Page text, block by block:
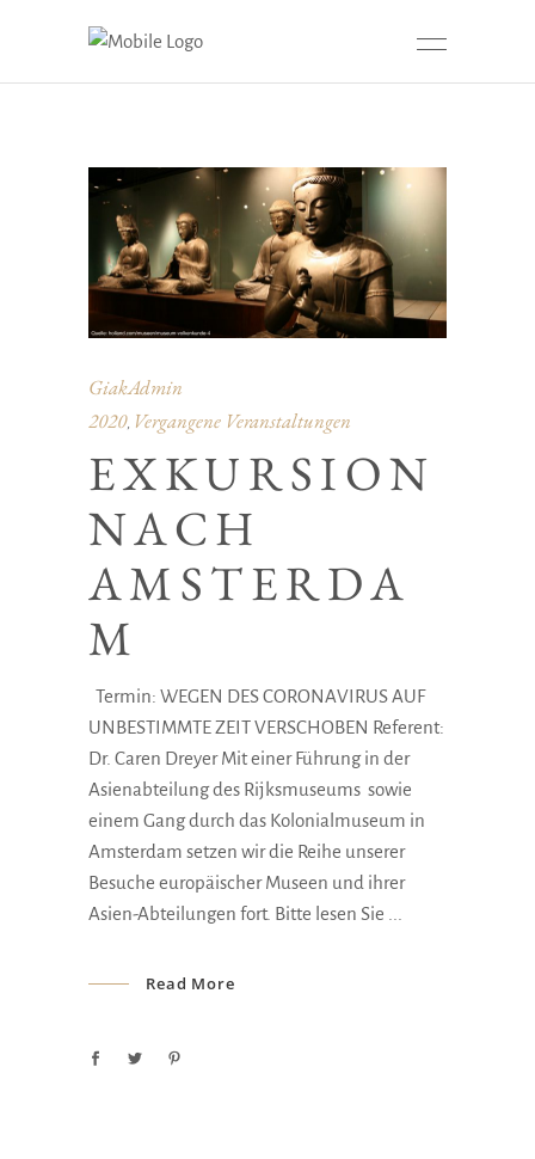
GiakAdmin
2020, Vergangene Veranstaltungen
EXKURSION
NACH
AMSTERDA
M
Termin: WEGEN DES CORONAVIRUS AUF
UNBESTIMMTE ZEIT VERSCHOBEN Referent:
Dr. Caren Dreyer Mit einer Führung in der
Asienabteilung des Rijksmuseums sowie
einem Gang durch das Kolonialmuseum in
Amsterdam setzen wir die Reihe unserer
Besuche europäischer Museen und ihrer
Asien-Abteilungen fort. Bitte lesen Sie
Read More